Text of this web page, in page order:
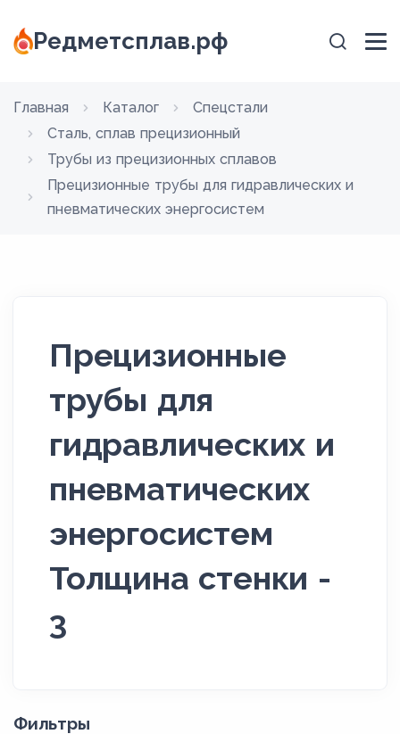
Редметсплав.рф
Главная Каталог
Спецстали
Сталь, сплав прецизионный
Трубы из прецизионных сплавов
Прецизионные трубы для гидравлических и
пневматических энергосистем
Прецизионные
трубы для
гидравлических и
пневматических
энергосистем
Толщина стенки -
3
Фильтры